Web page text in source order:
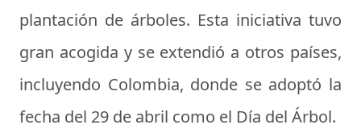
plantación de árboles. Esta iniciativa tuvo
gran acogida y se extendió a otros países,
incluyendo Colombia, donde se adoptó la
fecha del 29 de abril como el Día del Árbol.